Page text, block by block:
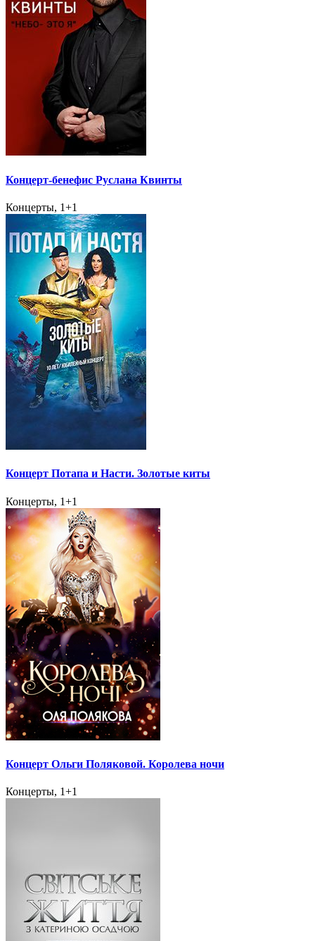
Концерт-бенефис Руслана Квинты
Концерты, 1+1
Концерт Потапа и Насти. Золотые киты
Концерты, 1+1
Концерт Ольги Поляковой. Королева ночи
Концерты, 1+1